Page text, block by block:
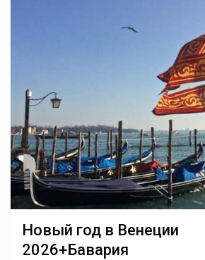
Новый год в Венеции
2026+Бавария